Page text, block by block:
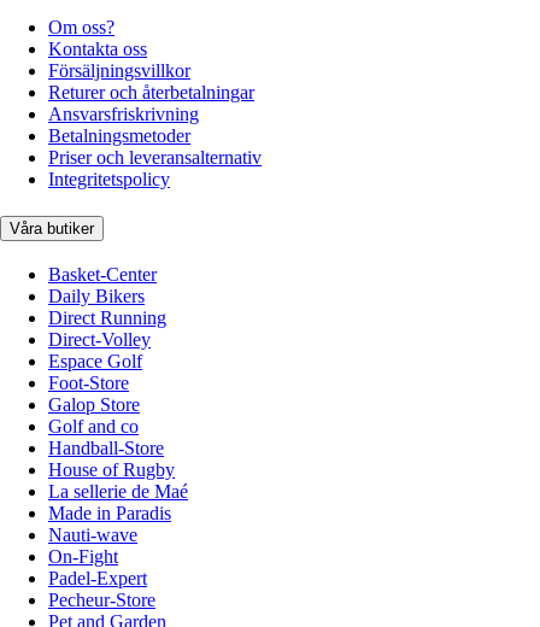
Om oss?
Kontakta oss
Försäljningsvillkor
Returer och återbetalningar
Ansvarsfriskrivning
Betalningsmetoder
Priser och leveransalternativ
Integritetspolicy
Våra butiker
Basket-Center
Daily Bikers
Direct Running
Direct-Volley
Espace Golf
Foot-Store
Galop Store
Golf and co
Handball-Store
House of Rugby
La sellerie de Maé
Made in Paradis
Nauti-wave
On-Fight
Padel-Expert
Pecheur-Store
Pet and Garden